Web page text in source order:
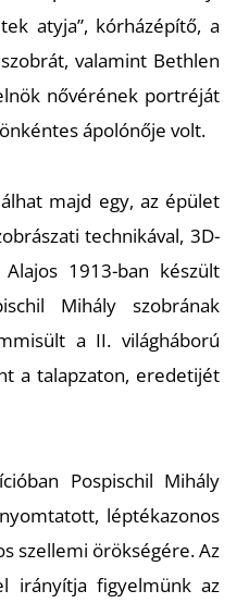
atyja”, kórházépítő, a
valamint Bethlen
nővérének portréját
ápolónője volt.
majd egy, az épület
technikával, 3D-
1913-ban készült
Mihály szobrának
a II. világháború
a talapzaton, eredetijét
Pospischil Mihály
léptékazonos
szellemi örökségére. Az
irányítja figyelmünk az